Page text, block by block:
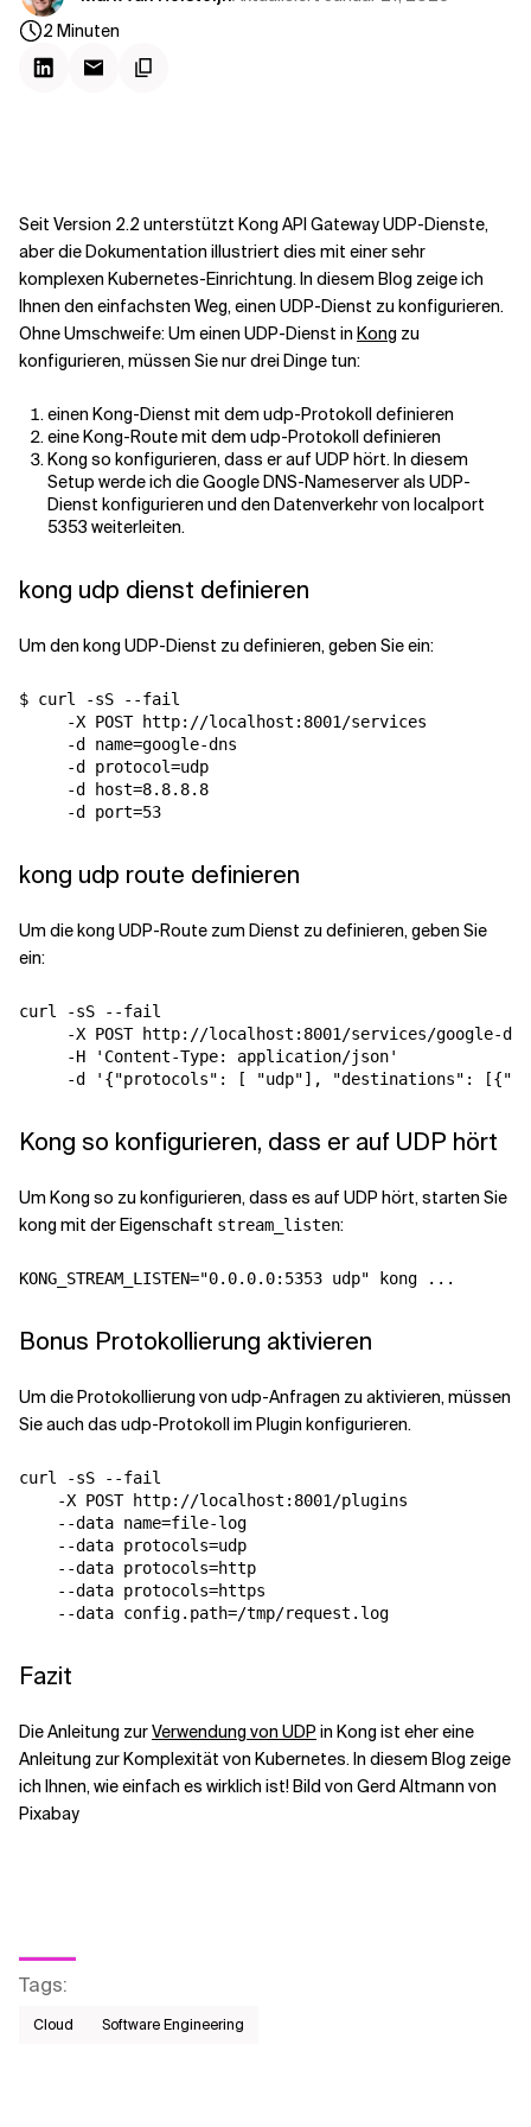
Verwandte Themen
2 Minuten
Seit Version 2.2 unterstützt Kong API Gateway UDP-Dienste,
aber die Dokumentation illustriert dies mit einer sehr
komplexen Kubernetes-Einrichtung. In diesem Blog zeige ich
Ihnen den einfachsten Weg, einen UDP-Dienst zu konfigurieren.
Ohne Umschweife: Um einen UDP-Dienst in Kong zu
konfigurieren, müssen Sie nur drei Dinge tun:
einen Kong-Dienst mit dem udp-Protokoll definieren
eine Kong-Route mit dem udp-Protokoll definieren
Kong so konfigurieren, dass er auf UDP hört. In diesem
Setup werde ich die Google DNS-Nameserver als UDP-
Dienst konfigurieren und den Datenverkehr von localport
5353 weiterleiten.
kong udp dienst definieren
Um den kong UDP-Dienst zu definieren, geben Sie ein:
$ curl -sS --fail
     -X POST http://localhost:8001/services
     -d name=google-dns
     -d protocol=udp
     -d host=8.8.8.8
kong udp route definieren
Um die kong UDP-Route zum Dienst zu definieren, geben Sie
ein:
curl -sS --fail
-X POST http://localhost:8001/services/google-
     -H 'Content-Type: application/json'
Kong so konfigurieren, dass er auf UDP hört
Um Kong so zu konfigurieren, dass es auf UDP hört, starten Sie
kong mit der Eigenschaft stream_listen:
Bonus Protokollierung aktivieren
Um die Protokollierung von udp-Anfragen zu aktivieren, müssen
Sie auch das udp-Protokoll im Plugin konfigurieren.
curl -sS --fail
    -X POST http://localhost:8001/plugins
    --data name=file-log
    --data protocols=udp
    --data protocols=http
    --data protocols=https
Fazit
Die Anleitung zurVerwendung von UDP in Kong ist eher eine
Anleitung zur Komplexität von Kubernetes. In diesem Blog zeige
ich Ihnen, wie einfach es wirklich ist! Bild von Gerd Altmann von
Pixabay
Tags:
Cloud Software Engineering